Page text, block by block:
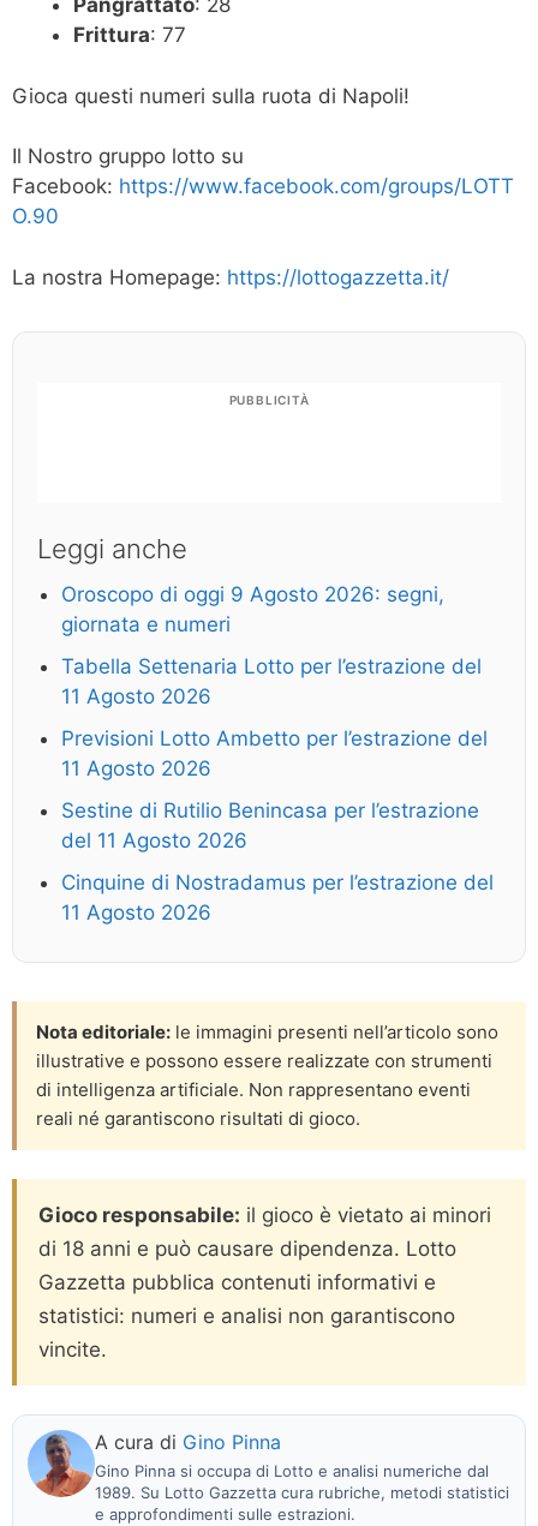
Pangrattato: 28
Frittura: 77
Gioca questi numeri sulla ruota di Napoli!
Il Nostro gruppo lotto su
Facebook: https://www.facebook.com/groups/LOTT
O.90
La nostra Homepage: https://lottogazzetta.it/
PUBBLICITÀ
Leggi anche
Oroscopo di oggi 9 Agosto 2026: segni,
giornata e numeri
Tabella Settenaria Lotto per l’estrazione del
11 Agosto 2026
Previsioni Lotto Ambetto per l’estrazione del
11 Agosto 2026
Sestine di Rutilio Benincasa per l’estrazione
del 11 Agosto 2026
Cinquine di Nostradamus per l’estrazione del
11 Agosto 2026
Nota editoriale: le immagini presenti nell’articolo sono
illustrative e possono essere realizzate con strumenti
di intelligenza artificiale. Non rappresentano eventi
reali né garantiscono risultati di gioco.
Gioco responsabile: il gioco è vietato ai minori
di 18 anni e può causare dipendenza. Lotto
Gazzetta pubblica contenuti informativi e
statistici: numeri e analisi non garantiscono
vincite.
A cura di Gino Pinna
Gino Pinna si occupa di Lotto e analisi numeriche dal
1989. Su Lotto Gazzetta cura rubriche, metodi statistici
e approfondimenti sulle estrazioni.